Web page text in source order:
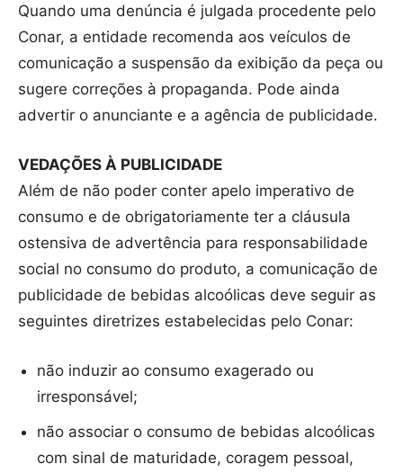
Quando uma denúncia é julgada procedente pelo
Conar, a entidade recomenda aos veículos de
comunicação a suspensão da exibição da peça ou
sugere correções à propaganda. Pode ainda
advertir o anunciante e a agência de publicidade.
VEDAÇÕES À PUBLICIDADE
Além de não poder conter apelo imperativo de
consumo e de obrigatoriamente ter a cláusula
ostensiva de advertência para responsabilidade
social no consumo do produto, a comunicação de
publicidade de bebidas alcoólicas deve seguir as
seguintes diretrizes estabelecidas pelo Conar:
não induzir ao consumo exagerado ou
irresponsável;
não associar o consumo de bebidas alcoólicas
com sinal de maturidade, coragem pessoal,